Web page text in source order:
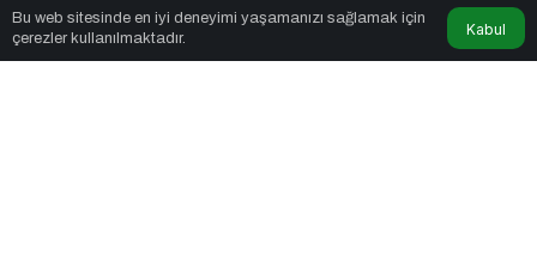
Otizmli Çocuklarda Ekran Süresi:
Riskler ve Öneriler
Bu web sitesinde en iyi deneyimi yaşamanızı sağlamak için
çerezler kullanılmaktadır.
Kabul